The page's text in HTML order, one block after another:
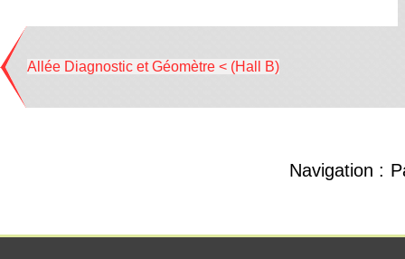
Allée Diagnostic et Géomètre < (Hall B)
Navigation :